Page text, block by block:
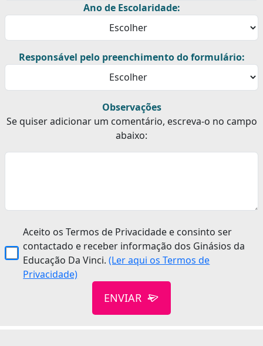
Ano de Escolaridade:
Responsável pelo preenchimento do formulário:
Observações
Se quiser adicionar um comentário, escreva-o no campo
abaixo:
Aceito os Termos de Privacidade e consinto ser
contactado e receber informação dos Ginásios da
Educação Da Vinci.(Ler aqui os Termos de
Privacidade)
ENVIAR